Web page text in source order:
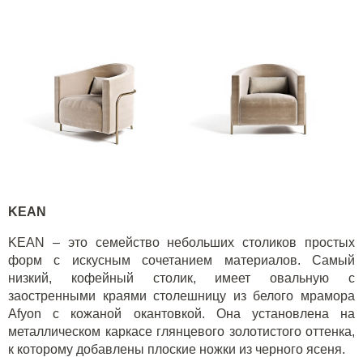
KEAN
KEAN – это семейство небольших столиков простых
форм с искусным сочетанием материалов. Самый
низкий, кофейный столик, имеет овальную с
заостренными краями столешницу из белого мрамора
Afyon с кожаной окантовкой. Она установлена на
металлическом каркасе глянцевого золотистого оттенка,
к которому добавлены плоские ножки из черного ясеня.